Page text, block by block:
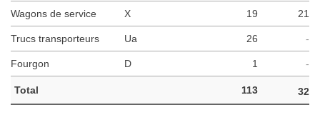
Wagons de service X 19 21
Trucs transporteurs Ua 26 -
Fourgon D 1 -
Total 113 32